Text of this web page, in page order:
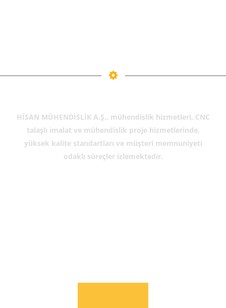
HİSAN MÜHENDİSLİK A.Ş., mühendislik hizmetleri, CNC
talaşlı imalat ve mühendislik proje hizmetlerinde,
yüksek kalite standartları ve müşteri memnuniyeti
odaklı süreçler izlemektedir.